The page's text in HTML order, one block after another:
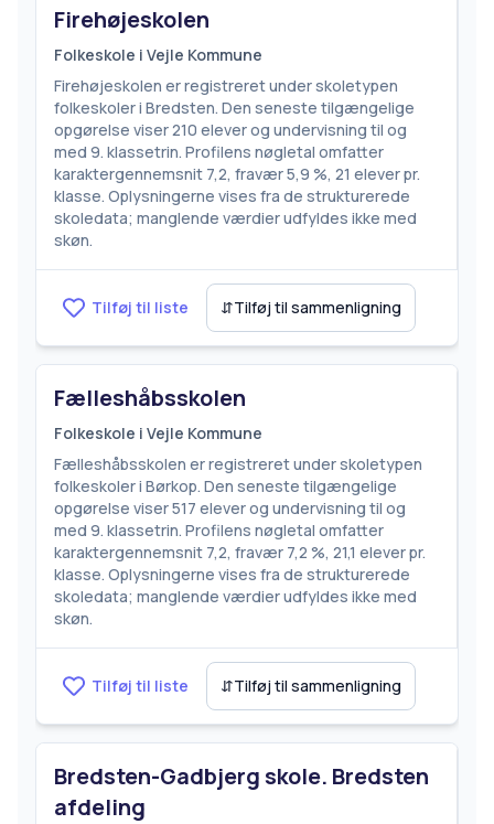
Firehøjeskolen
Folkeskole i Vejle Kommune
Firehøjeskolen er registreret under skoletypen
folkeskoler i Bredsten. Den seneste tilgængelige
opgørelse viser 210 elever og undervisning til og
med 9. klassetrin. Profilens nøgletal omfatter
karaktergennemsnit 7,2, fravær 5,9 %, 21 elever pr.
klasse. Oplysningerne vises fra de strukturerede
skoledata; manglende værdier udfyldes ikke med
skøn.
Tilføj til liste ⇵Tilføj til sammenligning
Fælleshåbsskolen
Folkeskole i Vejle Kommune
Fælleshåbsskolen er registreret under skoletypen
folkeskoler i Børkop. Den seneste tilgængelige
opgørelse viser 517 elever og undervisning til og
med 9. klassetrin. Profilens nøgletal omfatter
karaktergennemsnit 7,2, fravær 7,2 %, 21,1 elever pr.
klasse. Oplysningerne vises fra de strukturerede
skoledata; manglende værdier udfyldes ikke med
skøn.
Tilføj til liste ⇵Tilføj til sammenligning
Bredsten-Gadbjerg skole. Bredsten
afdeling